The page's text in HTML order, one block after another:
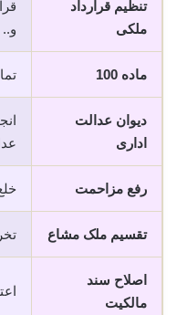
تنظیم قرارداد
ملکی
و..
ماده 100
دیوان عدالت
اداری
رفع مزاحمت
تقسیم ملک مشاع
اصلاح سند
مالکیت